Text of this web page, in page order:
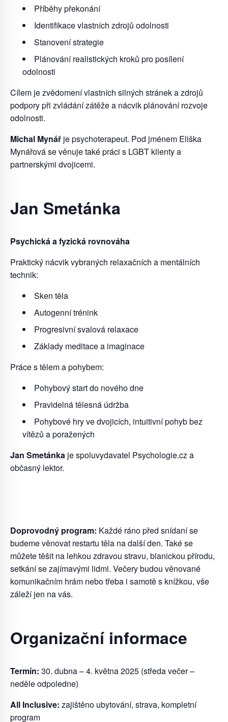
Příběhy překonání
Identifikace vlastních zdrojů odolnosti
Stanovení strategie
Plánování realistických kroků pro posílení
odolnosti
Cílem je zvědomení vlastních silných stránek a zdrojů
podpory při zvládání zátěže a nácvik plánování rozvoje
odolnosti.
Michal Mynář je psychoterapeut. Pod jménem Eliška
Mynářová se věnuje také práci s LGBT klienty a
partnerskými dvojicemi.
Jan Smetánka
Psychická a fyzická rovnováha
Praktický nácvik vybraných relaxačních a mentálních
technik:
Sken těla
Autogenní trénink
Progresivní svalová relaxace
Základy meditace a imaginace
Práce s tělem a pohybem:
Pohybový start do nového dne
Pravidelná tělesná údržba
Pohybové hry ve dvojicích, intuitivní pohyb bez
vítězů a poražených
Jan Smetánka je spoluvydavatel Psychologie.cz a
občasný lektor.
Doprovodný program: Každé ráno před snídaní se
budeme věnovat restartu těla na další den. Také se
můžete těšit na lehkou zdravou stravu, blanickou přírodu,
setkání se zajímavými lidmi. Večery budou věnované
komunikačním hrám nebo třeba i samotě s knížkou, vše
záleží jen na vás.
Organizační informace
Termín: 30. dubna – 4. května 2025 (středa večer –
neděle odpoledne)
All Inclusive: zajištěno ubytování, strava, kompletní
program